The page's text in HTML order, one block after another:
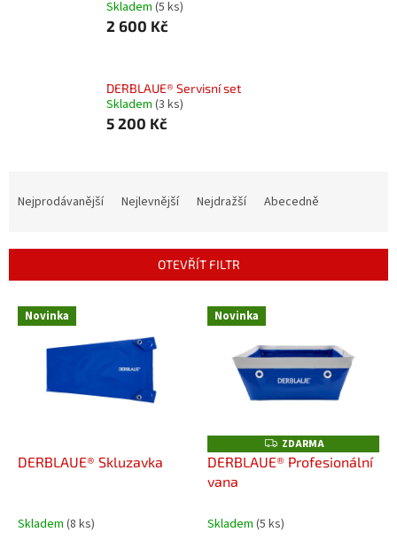
Skladem (5 ks)
2 600 Kč
DERBLAUE® Servisní set
Skladem (3 ks)
5 200 Kč
í
Nejprodávanější Nejlevnější Nejdražší Abecedně
OTEVŘÍT FILTR
V Novinka
DERBLAUE® Skluzavka
Skladem (8 ks)
Novinka
Z
D
A
ZDARMA
DERBLAUE® Profesionální
vana
Skladem (5 ks)